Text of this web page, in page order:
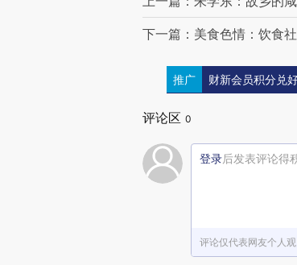
下一篇：美食色情：饮食
推广 财新会员积分兑
评论区 0
登录后发表评论得
评论仅代表网友个人